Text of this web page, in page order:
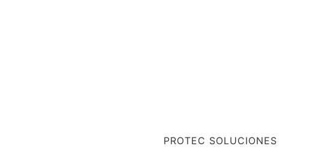
PROTEC SOLUCIONES